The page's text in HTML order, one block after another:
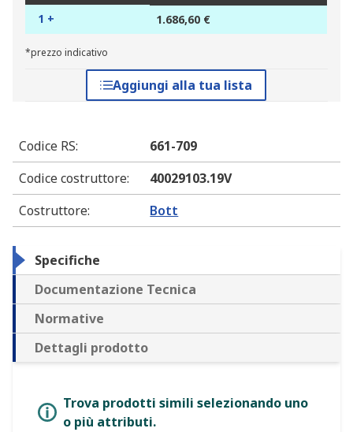
1 + 1.686,60 €
*prezzo indicativo
Aggiungi alla tua lista
Codice RS:
661-709
Codice costruttore:
40029103.19V
Costruttore: Bott
Specifiche
Documentazione Tecnica
Normative
Dettagli prodotto
Trova prodotti simili selezionando uno
o più attributi.